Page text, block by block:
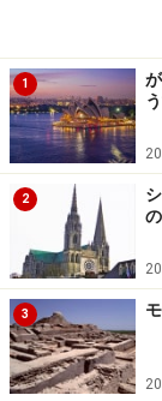
ンセルモ・ダ
ーフはアッリ
こうしたレリ
や教えを説く
体感した神の
なお、開館時
照のこと。
＜関連サイト＞
Duomo di
1
2
3